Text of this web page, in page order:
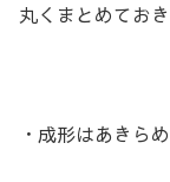
丸くまとめてお
・成形はあきら